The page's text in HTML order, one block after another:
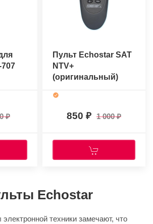
Пульт Echostar SAT
NTV+
(оригинальный)
850 1 000
Echostar
техники замечают, что